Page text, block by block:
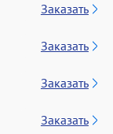
Заказать
Заказать
Заказать
Заказать